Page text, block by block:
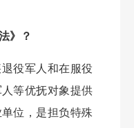
》？
役军人和在服役
等优抚对象提供
位，是担负特殊